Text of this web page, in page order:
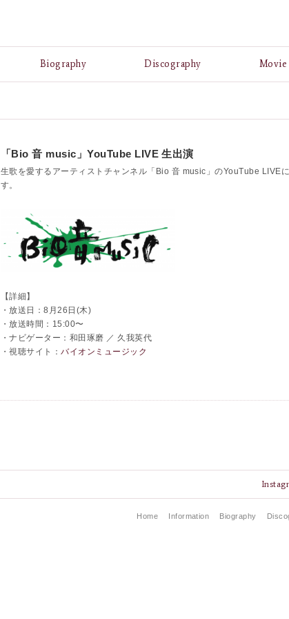
Biography Discography Movie
「Bio 音 music」YouTube LIVE 生出演
生歌を愛するアーティストチャンネル「Bio 音 music」のYouTube LIVE
す。
【詳細】
・放送日：8月26日(木)
・放送時間：15:00〜
・ナビゲーター：和田琢磨 ／ 久我英代
・視聴サイト：バイオンミュージック
Home Information Biography